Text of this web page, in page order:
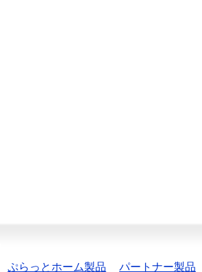
ぷらっとホーム製品 パートナー製品